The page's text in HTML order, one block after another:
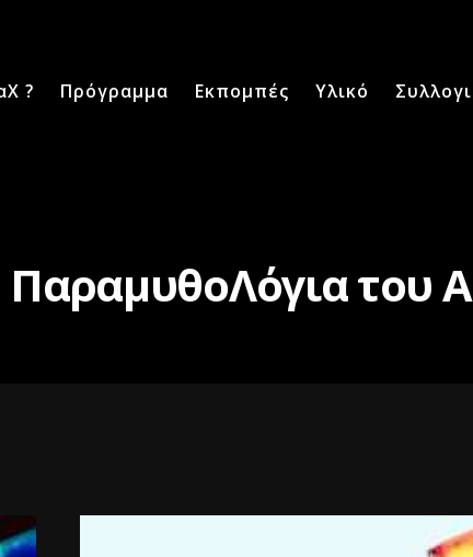
? Πρόγραμμα Εκπομπές Υλικό
ΠαραμυθοΛόγια του